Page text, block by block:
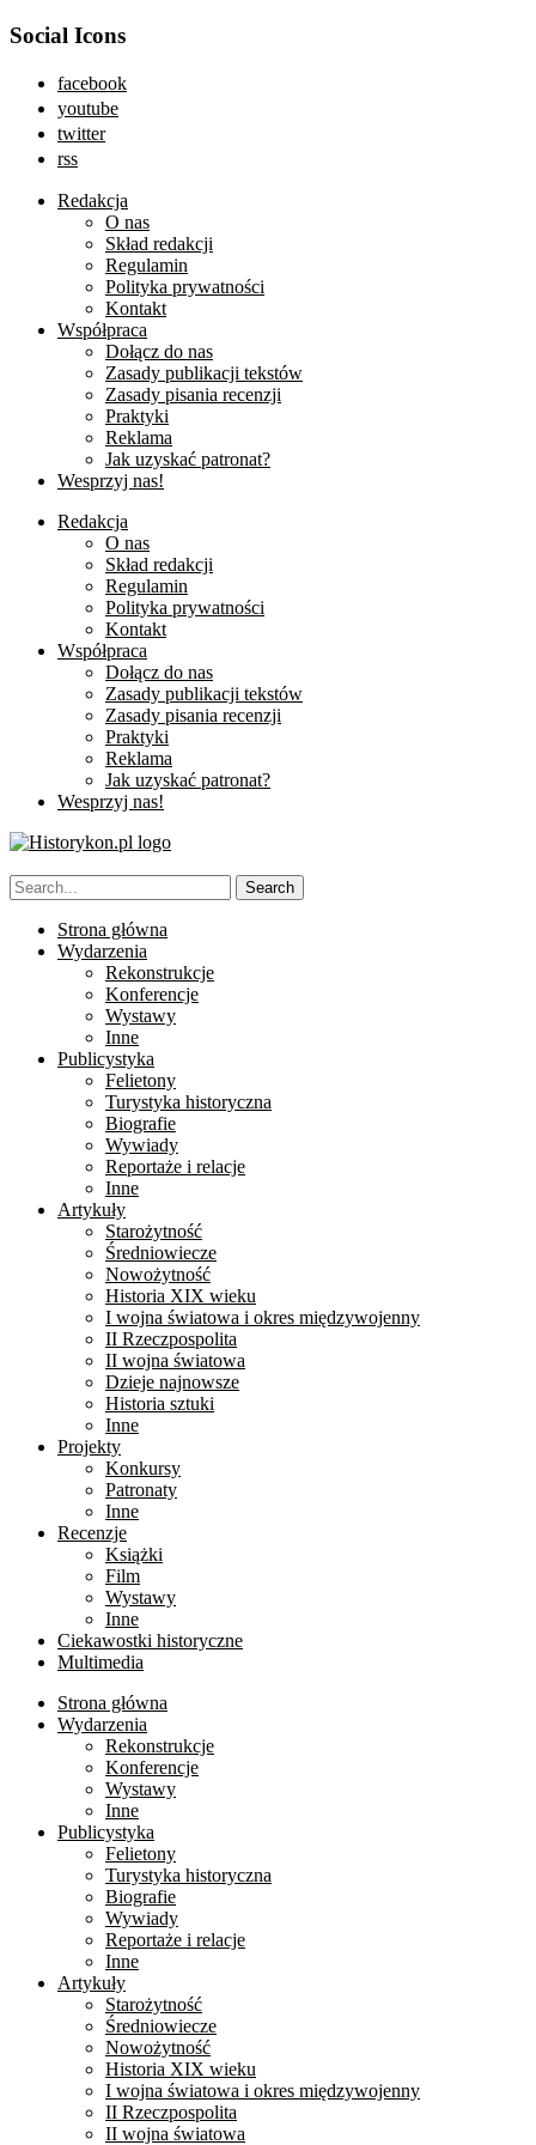
Social Icons
facebook
youtube
twitter
rss
Redakcja
O nas
Skład redakcji
Regulamin
Polityka prywatności
Kontakt
Współpraca
Dołącz do nas
Zasady publikacji tekstów
Zasady pisania recenzji
Praktyki
Reklama
Jak uzyskać patronat?
Wesprzyj nas!
Redakcja
O nas
Skład redakcji
Regulamin
Polityka prywatności
Kontakt
Współpraca
Dołącz do nas
Zasady publikacji tekstów
Zasady pisania recenzji
Praktyki
Reklama
Jak uzyskać patronat?
Wesprzyj nas!
Strona główna
Wydarzenia
Rekonstrukcje
Konferencje
Wystawy
Inne
Publicystyka
Felietony
Turystyka historyczna
Biografie
Wywiady
Reportaże i relacje
Inne
Artykuły
Starożytność
Średniowiecze
Nowożytność
Historia XIX wieku
I wojna światowa i okres międzywojenny
II Rzeczpospolita
II wojna światowa
Dzieje najnowsze
Historia sztuki
Inne
Projekty
Konkursy
Patronaty
Inne
Recenzje
Książki
Film
Wystawy
Inne
Ciekawostki historyczne
Multimedia
Strona główna
Wydarzenia
Rekonstrukcje
Konferencje
Wystawy
Inne
Publicystyka
Felietony
Turystyka historyczna
Biografie
Wywiady
Reportaże i relacje
Inne
Artykuły
Starożytność
Średniowiecze
Nowożytność
Historia XIX wieku
I wojna światowa i okres międzywojenny
II Rzeczpospolita
II wojna światowa